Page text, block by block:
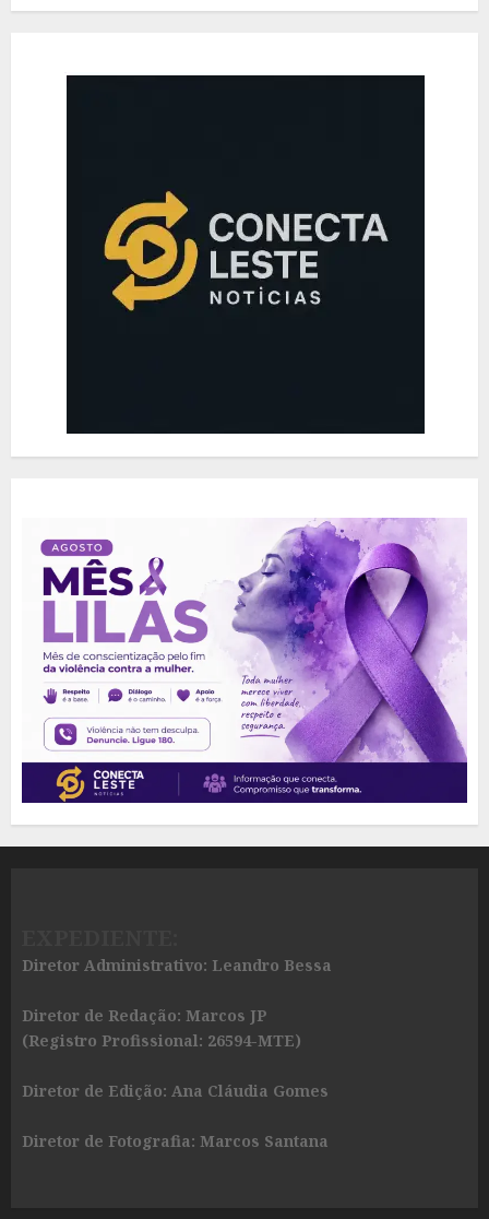
Diretor Administrativo: Leandro Bessa
Diretor de Redação: Marcos JP
(Registro Profissional: 26594-MTE)
Diretor de Edição: Ana Cláudia Gomes
Diretor de Fotografia: Marcos Santana